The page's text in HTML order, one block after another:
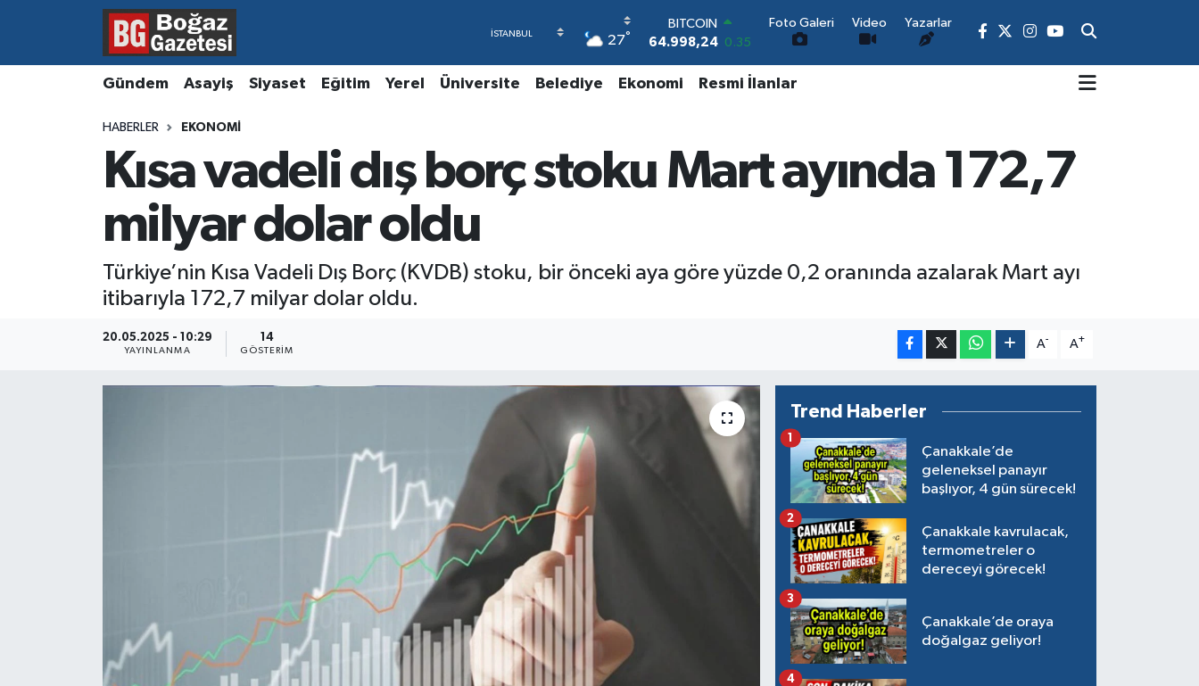
27°
BITCOIN
64.998,24 0.35
47,7436 0.18
64,4811
GRAM ALTIN
0.03
Foto Galeri Video Yazarlar
Gündem Asayiş Siyaset Eğitim Yerel Üniversite Belediye Ekonomi Resmi İlanlar
HABERLER EKONOMI
Kısa vadeli dış borç stoku Mart ayında 172,7
milyar dolar oldu
Türkiye’nin Kısa Vadeli Dış Borç (KVDB) stoku, bir önceki aya göre yüzde 0,2 oranında azalarak Mart ayı
itibarıyla 172,7 milyar dolar oldu.
20.05.2025 - 10:29
YAYINLANMA
14
GÖSTERIM
A- A+
Trend Haberler
Çanakkale’de
geleneksel panayır
başlıyor, 4 gün sürecek!
1
Çanakkale kavrulacak,
termometreler o
dereceyi görecek!
2
Çanakkale’de oraya
doğalgaz geliyor!
3
4
Asayiş
Magazin
Resmi İlanlar
Hava Durumu
Süper Lig Puan Durumu ve Fikstür
Tüm Manşetler
Son Dakika Haberleri
Haber Arşivi